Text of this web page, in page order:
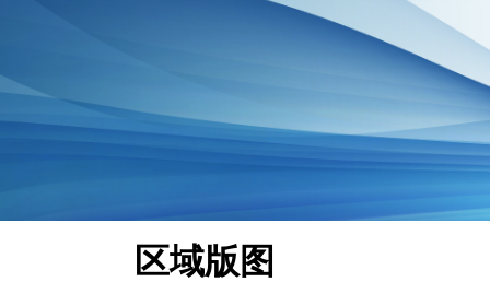
区域版图